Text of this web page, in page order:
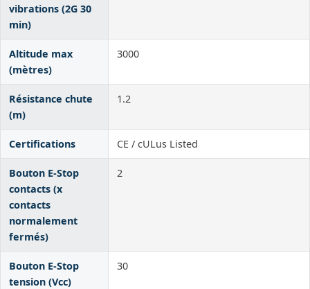
vibrations (2G 30
min)
Altitude max
(mètres)
3000
Résistance chute
(m)
1.2
Certifications CE / cULus Listed
Bouton E-Stop
contacts (x
contacts
normalement
fermés)
2
Bouton E-Stop
tension (Vcc)
30